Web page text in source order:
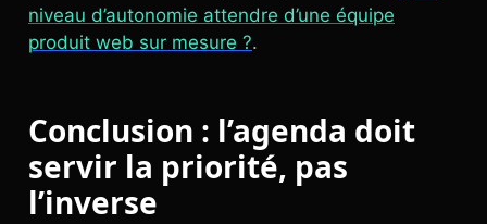
niveau d’autonomie attendre d’une équipe
produit web sur mesure ?.
Conclusion : l’agenda doit
servir la priorité, pas
l’inverse